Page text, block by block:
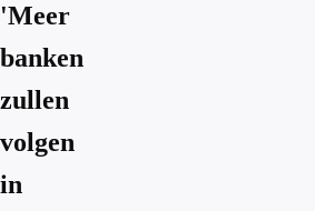
'Meer
banken
zullen
volgen
in